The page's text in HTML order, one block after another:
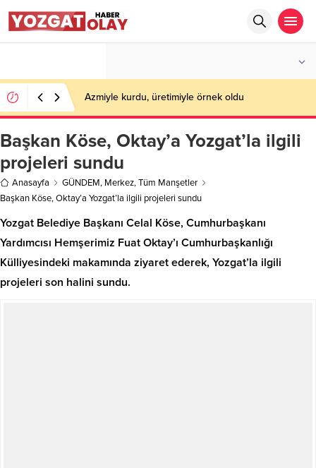
Azmiyle kurdu, üretimiyle örnek oldu
Başkan Köse, Oktay’a Yozgat’la ilgili
projeleri sundu
Anasayfa GÜNDEM, Merkez,Tüm Manşetler
Başkan Köse, Oktay’a Yozgat’la ilgili projeleri sundu
Yozgat Belediye Başkanı Celal Köse, Cumhurbaşkanı
Yardımcısı Hemşerimiz Fuat Oktay’ı Cumhurbaşkanlığı
Külliyesindeki makamında ziyaret ederek, Yozgat’la ilgili
projeleri son halini sundu.